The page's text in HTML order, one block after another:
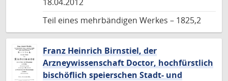
Teil eines mehrbändigen Werkes – 1825,2
Franz Heinrich Birnstiel, der
Arzneywissenschaft Doctor, hochfürstlich
bischöflich speierschen Stadt- und